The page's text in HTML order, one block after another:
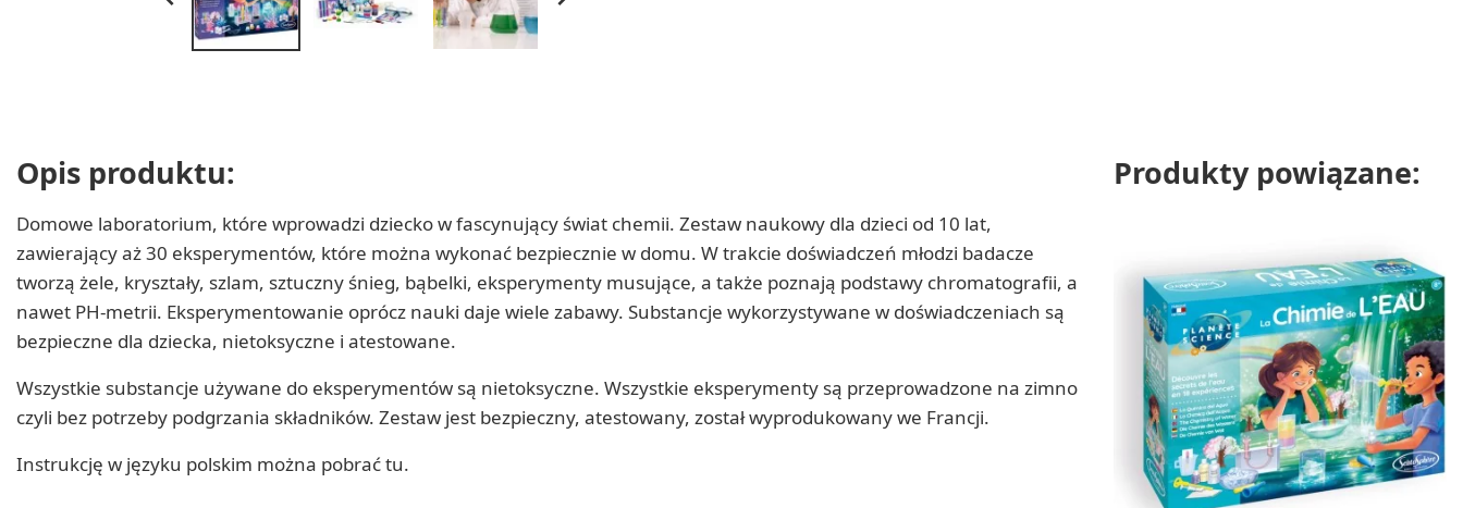
Opis produktu:
Domowe laboratorium, które wprowadzi dziecko w fascynujący świat chemii. Zestaw naukowy dla dzieci od 10 lat,
zawierający aż 30 eksperymentów, które można wykonać bezpiecznie w domu. W trakcie doświadczeń młodzi badacze
tworzą żele, kryształy, szlam, sztuczny śnieg, bąbelki, eksperymenty musujące, a także poznają podstawy chromatografii, a
nawet PH-metrii. Eksperymentowanie oprócz nauki daje wiele zabawy. Substancje wykorzystywane w doświadczeniach są
bezpieczne dla dziecka, nietoksyczne i atestowane.
Wszystkie substancje używane do eksperymentów są nietoksyczne. Wszystkie eksperymenty są przeprowadzone na zimno
czyli bez potrzeby podgrzania składników. Zestaw jest bezpieczny, atestowany, został wyprodukowany we Francji.
Instrukcję w języku polskim można pobrać tu.
Produkty powiązane: